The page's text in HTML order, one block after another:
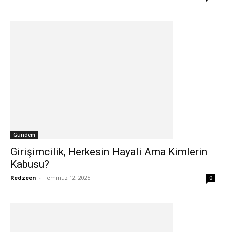
Gündem
Girişimcilik, Herkesin Hayali Ama Kimlerin
Kabusu?
Redzeen - Temmuz 12, 2025 0